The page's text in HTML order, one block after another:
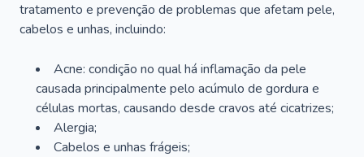
tratamento e prevenção de problemas que afetam pele,
cabelos e unhas, incluindo:
Acne: condição no qual há inflamação da pele
causada principalmente pelo acúmulo de gordura e
células mortas, causando desde cravos até cicatrizes;
Alergia;
Cabelos e unhas frágeis;